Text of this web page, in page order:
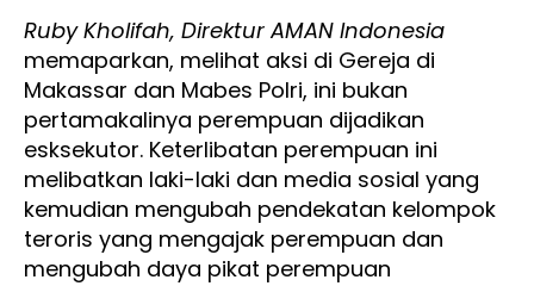
Ruby Kholifah, Direktur AMAN Indonesia
memaparkan, melihat aksi di Gereja di
Makassar dan Mabes Polri, ini bukan
pertamakalinya perempuan dijadikan
esksekutor. Keterlibatan perempuan ini
melibatkan laki-laki dan media sosial yang
kemudian mengubah pendekatan kelompok
teroris yang mengajak perempuan dan
mengubah daya pikat perempuan